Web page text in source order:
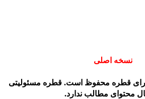
نسخه اصلی
قطره محفوظ است. قطره مسئولیتی
محتوای مطالب ندارد.